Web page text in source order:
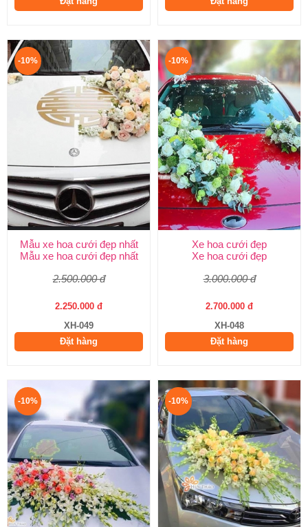
-10%
Mẫu xe hoa cưới đẹp nhất
Mẫu xe hoa cưới đẹp nhất
2.500.000 đ
2.250.000 đ
XH-049
Đặt hàng
-10%
Xe hoa cưới đẹp
Xe hoa cưới đẹp
3.000.000 đ
2.700.000 đ
XH-048
Đặt hàng
-10% -10%